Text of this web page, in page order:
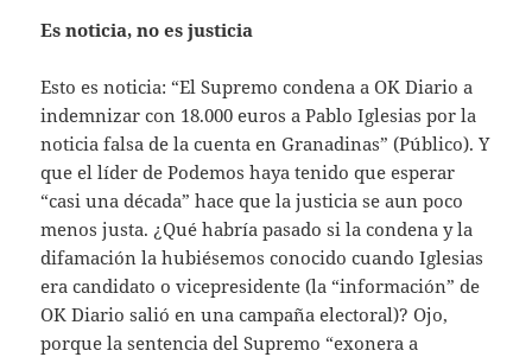
Es noticia, no es justicia
Esto es noticia: “El Supremo condena a OK Diario a
indemnizar con 18.000 euros a Pablo Iglesias por la
noticia falsa de la cuenta en Granadinas” (Público). Y
que el líder de Podemos haya tenido que esperar
“casi una década” hace que la justicia se aun poco
menos justa. ¿Qué habría pasado si la condena y la
difamación la hubiésemos conocido cuando Iglesias
era candidato o vicepresidente (la “información” de
OK Diario salió en una campaña electoral)? Ojo,
porque la sentencia del Supremo “exonera a